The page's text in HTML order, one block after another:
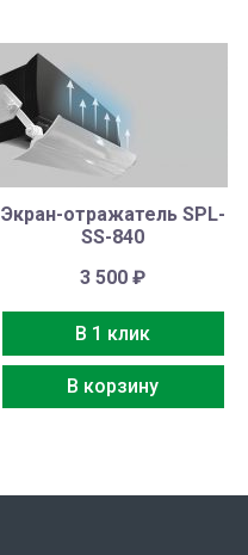
Экран-отражатель SPL-
SS-840
3 500₽
В 1 клик
В корзину